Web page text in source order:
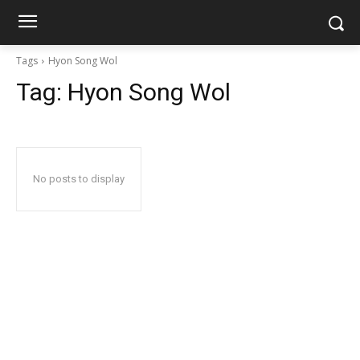
Tags Hyon Song Wol
Tag: Hyon Song Wol
No posts to display